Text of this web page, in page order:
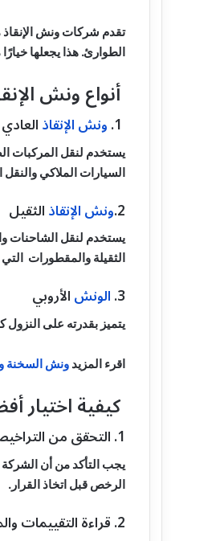
تقدم شركات ونش الإنقاذ
الطوارئ. هذا يجعلها
أنواع ونش
ونش الإنقاذالعادي
يستخدم لنقل المركبات
السيارات الملاكي
2.ونش الإنقاذالثقيل
يستخدم لنقل الشاحنات
الثقيلة والمقطورات التي
3. الونشالأروبي
يتميز بقدرته على النزول
اقرء المزيد ونش السخنة
كيفية اختيار
1. التحقق من التراخيص والسلامة
يجب التأكد من أن الشركة
الرخص قبل اتخاذ القرار.
2. قراءة التقييمات والمراجعات